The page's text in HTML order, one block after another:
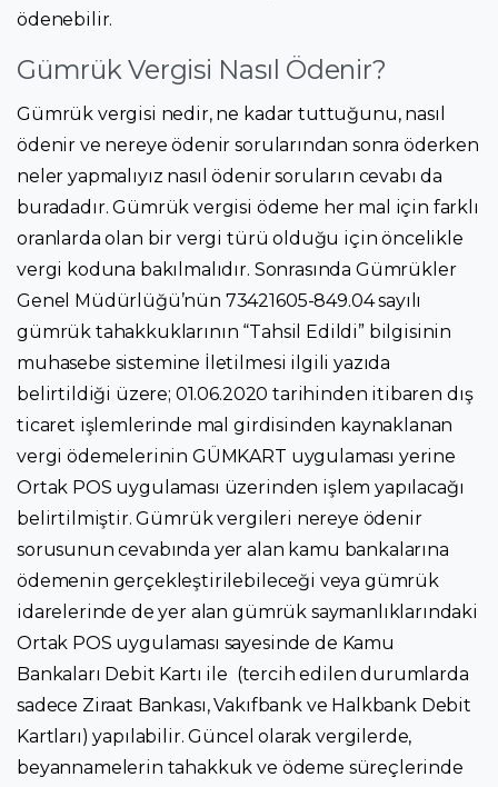
ödenebilir.
Gümrük Vergisi Nasıl Ödenir?
Gümrük vergisi nedir, ne kadar tuttuğunu, nasıl
ödenir ve nereye ödenir sorularından sonra öderken
neler yapmalıyız nasıl ödenir soruların cevabı da
buradadır. Gümrük vergisi ödeme her mal için farklı
oranlarda olan bir vergi türü olduğu için öncelikle
vergi koduna bakılmalıdır. Sonrasında Gümrükler
Genel Müdürlüğü’nün 73421605-849.04 sayılı
gümrük tahakkuklarının “Tahsil Edildi” bilgisinin
muhasebe sistemine İletilmesi ilgili yazıda
belirtildiği üzere; 01.06.2020 tarihinden itibaren dış
ticaret işlemlerinde mal girdisinden kaynaklanan
vergi ödemelerinin GÜMKART uygulaması yerine
Ortak POS uygulaması üzerinden işlem yapılacağı
belirtilmiştir. Gümrük vergileri nereye ödenir
sorusunun cevabında yer alan kamu bankalarına
ödemenin gerçekleştirilebileceği veya gümrük
idarelerinde de yer alan gümrük saymanlıklarındaki
Ortak POS uygulaması sayesinde de Kamu
Bankaları Debit Kartı ile (tercih edilen durumlarda
sadece Ziraat Bankası, Vakıfbank ve Halkbank Debit
Kartları) yapılabilir. Güncel olarak vergilerde,
beyannamelerin tahakkuk ve ödeme süreçlerinde